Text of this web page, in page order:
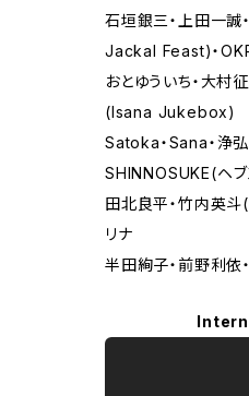
石垣銀三・上田一
Jackal Feast)・
おとゆういち・大村
(Isana Jukebox)
Satoka・Sana・浄
SHINNOSUKE(ヘ
田北良平・竹内英
リナ
半田絢子・前野利依